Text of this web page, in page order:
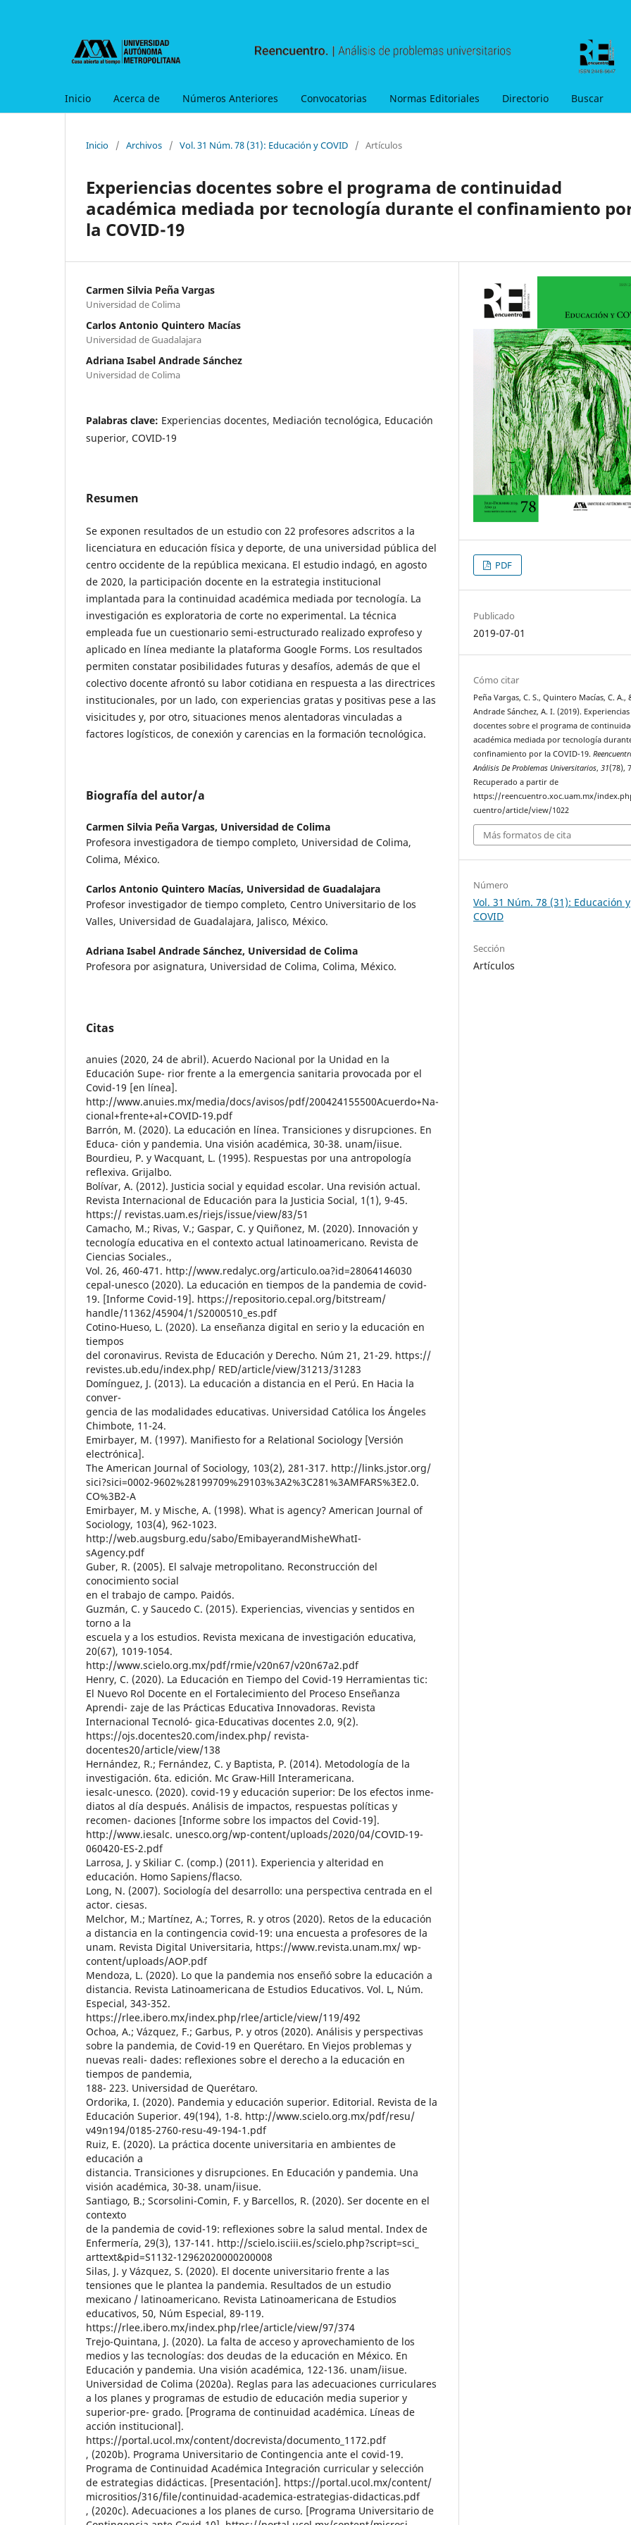
Inicio Acerca de Números Anteriores Convocatorias Normas Editoriales Directorio Buscar
Inicio / Archivos / Vol. 31 Núm. 78 (31): Educación y COVID / Artículos
Experiencias docentes sobre el programa de continuidad
académica mediada por tecnología durante el confinamiento
la COVID-19
Carmen Silvia Peña Vargas
Universidad de Colima
Carlos Antonio Quintero Macías
Universidad de Guadalajara
Adriana Isabel Andrade Sánchez
Universidad de Colima
Palabras clave: Experiencias docentes, Mediación tecnológica, Educación
superior, COVID-19
Resumen
Se exponen resultados de un estudio con 22 profesores adscritos a la
licenciatura en educación física y deporte, de una universidad pública del
centro occidente de la república mexicana. El estudio indagó, en agosto
de 2020, la participación docente en la estrategia institucional
implantada para la continuidad académica mediada por tecnología. La
investigación es exploratoria de corte no experimental. La técnica
empleada fue un cuestionario semi-estructurado realizado exprofeso y
aplicado en línea mediante la plataforma Google Forms. Los resultados
permiten constatar posibilidades futuras y desafíos, además de que el
colectivo docente afrontó su labor cotidiana en respuesta a las directrices
institucionales, por un lado, con experiencias gratas y positivas pese a las
visicitudes y, por otro, situaciones menos alentadoras vinculadas a
factores logísticos, de conexión y carencias en la formación tecnológica.
Biografía del autor/a
Carmen Silvia Peña Vargas, Universidad de Colima
Profesora investigadora de tiempo completo, Universidad de Colima,
Colima, México.
Carlos Antonio Quintero Macías, Universidad de Guadalajara
Profesor investigador de tiempo completo, Centro Universitario de los
Valles, Universidad de Guadalajara, Jalisco, México.
Adriana Isabel Andrade Sánchez, Universidad de Colima
Profesora por asignatura, Universidad de Colima, Colima, México.
Citas
anuies (2020, 24 de abril). Acuerdo Nacional por la Unidad en la
Educación Supe- rior frente a la emergencia sanitaria provocada por el
Covid-19 [en línea].
http://www.anuies.mx/media/docs/avisos/pdf/200424155500Acuerdo+Na-
cional+frente+al+COVID-19.pdf
Barrón, M. (2020). La educación en línea. Transiciones y disrupciones. En
Educa- ción y pandemia. Una visión académica, 30-38. unam/iisue.
Bourdieu, P. y Wacquant, L. (1995). Respuestas por una antropología
reflexiva. Grijalbo.
Bolívar, A. (2012). Justicia social y equidad escolar. Una revisión actual.
Revista Internacional de Educación para la Justicia Social, 1(1), 9-45.
https:// revistas.uam.es/riejs/issue/view/83/51
Camacho, M.; Rivas, V.; Gaspar, C. y Quiñonez, M. (2020). Innovación y
tecnología educativa en el contexto actual latinoamericano. Revista de
Ciencias Sociales.,
Vol. 26, 460-471. http://www.redalyc.org/articulo.oa?id=28064146030
cepal-unesco (2020). La educación en tiempos de la pandemia de covid-
19. [Informe Covid-19]. https://repositorio.cepal.org/bitstream/
handle/11362/45904/1/S2000510_es.pdf
Cotino-Hueso, L. (2020). La enseñanza digital en serio y la educación en
tiempos
del coronavirus. Revista de Educación y Derecho. Núm 21, 21-29. https://
revistes.ub.edu/index.php/ RED/article/view/31213/31283
Domínguez, J. (2013). La educación a distancia en el Perú. En Hacia la
conver-
gencia de las modalidades educativas. Universidad Católica los Ángeles
Chimbote, 11-24.
Emirbayer, M. (1997). Manifiesto for a Relational Sociology [Versión
electrónica].
The American Journal of Sociology, 103(2), 281-317. http://links.jstor.org/
sici?sici=0002-9602%28199709%29103%3A2%3C281%3AMFARS%3E2.0.
CO%3B2-A
Emirbayer, M. y Mische, A. (1998). What is agency? American Journal of
Sociology, 103(4), 962-1023.
http://web.augsburg.edu/sabo/EmibayerandMisheWhatI-
sAgency.pdf
Guber, R. (2005). El salvaje metropolitano. Reconstrucción del
conocimiento social
en el trabajo de campo. Paidós.
Guzmán, C. y Saucedo C. (2015). Experiencias, vivencias y sentidos en
torno a la
escuela y a los estudios. Revista mexicana de investigación educativa,
20(67), 1019-1054.
http://www.scielo.org.mx/pdf/rmie/v20n67/v20n67a2.pdf
Henry, C. (2020). La Educación en Tiempo del Covid-19 Herramientas tic:
El Nuevo Rol Docente en el Fortalecimiento del Proceso Enseñanza
Aprendi- zaje de las Prácticas Educativa Innovadoras. Revista
Internacional Tecnoló- gica-Educativas docentes 2.0, 9(2).
https://ojs.docentes20.com/index.php/ revista-
docentes20/article/view/138
Hernández, R.; Fernández, C. y Baptista, P. (2014). Metodología de la
investigación. 6ta. edición. Mc Graw-Hill Interamericana.
iesalc-unesco. (2020). covid-19 y educación superior: De los efectos inme-
diatos al día después. Análisis de impactos, respuestas políticas y
recomen- daciones [Informe sobre los impactos del Covid-19].
http://www.iesalc. unesco.org/wp-content/uploads/2020/04/COVID-19-
060420-ES-2.pdf
Larrosa, J. y Skiliar C. (comp.) (2011). Experiencia y alteridad en
educación. Homo Sapiens/flacso.
Long, N. (2007). Sociología del desarrollo: una perspectiva centrada en el
actor. ciesas.
Melchor, M.; Martínez, A.; Torres, R. y otros (2020). Retos de la educación
a distancia en la contingencia covid-19: una encuesta a profesores de la
unam. Revista Digital Universitaria, https://www.revista.unam.mx/ wp-
content/uploads/AOP.pdf
Mendoza, L. (2020). Lo que la pandemia nos enseñó sobre la educación a
distancia. Revista Latinoamericana de Estudios Educativos. Vol. L, Núm.
Especial, 343-352.
https://rlee.ibero.mx/index.php/rlee/article/view/119/492
Ochoa, A.; Vázquez, F.; Garbus, P. y otros (2020). Análisis y perspectivas
sobre la pandemia, de Covid-19 en Querétaro. En Viejos problemas y
nuevas reali- dades: reflexiones sobre el derecho a la educación en
tiempos de pandemia,
188- 223. Universidad de Querétaro.
Ordorika, I. (2020). Pandemia y educación superior. Editorial. Revista de la
Educación Superior. 49(194), 1-8. http://www.scielo.org.mx/pdf/resu/
v49n194/0185-2760-resu-49-194-1.pdf
Ruiz, E. (2020). La práctica docente universitaria en ambientes de
educación a
distancia. Transiciones y disrupciones. En Educación y pandemia. Una
visión académica, 30-38. unam/iisue.
Santiago, B.; Scorsolini-Comin, F. y Barcellos, R. (2020). Ser docente en el
contexto
de la pandemia de covid-19: reflexiones sobre la salud mental. Index de
Enfermería, 29(3), 137-141. http://scielo.isciii.es/scielo.php?script=sci_
arttext&pid=S1132-12962020000200008
Silas, J. y Vázquez, S. (2020). El docente universitario frente a las
tensiones que le plantea la pandemia. Resultados de un estudio
mexicano / latinoamericano. Revista Latinoamericana de Estudios
educativos, 50, Núm Especial, 89-119.
https://rlee.ibero.mx/index.php/rlee/article/view/97/374
Trejo-Quintana, J. (2020). La falta de acceso y aprovechamiento de los
medios y las tecnologías: dos deudas de la educación en México. En
Educación y pandemia. Una visión académica, 122-136. unam/iisue.
Universidad de Colima (2020a). Reglas para las adecuaciones curriculares
a los planes y programas de estudio de educación media superior y
superior-pre- grado. [Programa de continuidad académica. Líneas de
acción institucional].
https://portal.ucol.mx/content/docrevista/documento_1172.pdf
, (2020b). Programa Universitario de Contingencia ante el covid-19.
Programa de Continuidad Académica Integración curricular y selección
de estrategias didácticas. [Presentación]. https://portal.ucol.mx/content/
micrositios/316/file/continuidad-academica-estrategias-didacticas.pdf
, (2020c). Adecuaciones a los planes de curso. [Programa Universitario de
PDF
Publicado
2019-07-01
Cómo citar
Peña Vargas, C. S., Quintero Macías, C. A.,
Andrade Sánchez, A. I. (2019). Experiencias
docentes sobre el programa de
académica mediada por tecnología
confinamiento por la COVID-19.
Análisis De Problemas Universitarios,31(78),
Recuperado a partir de
https://reencuentro.xoc.uam.mx/
cuentro/article/view/1022
Más formatos de cita
Número
Vol. 31 Núm. 78 (31): Educación y
COVID
Sección
Artículos